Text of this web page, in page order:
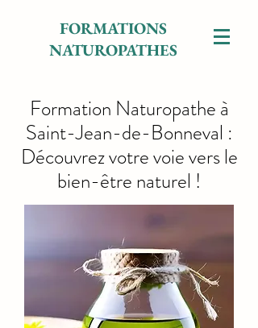
FORMATIONS
NATUROPATHES
Formation Naturopathe à
Saint-Jean-de-Bonneval :
Découvrez votre voie vers le
bien-être naturel !